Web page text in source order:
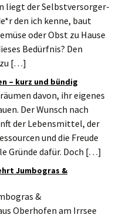
liegt der Selbstversorger-
den ich kenne, baut
oder Obst zu Hause
Bedürfnis? Den
zu […]
– kurz und bündig
davon, ihr eigenes
Der Wunsch nach
der Lebensmittel, der
und die Freude
Gründe dafür. Doch […]
Jumbogras &
&
Oberhofen am Irrsee